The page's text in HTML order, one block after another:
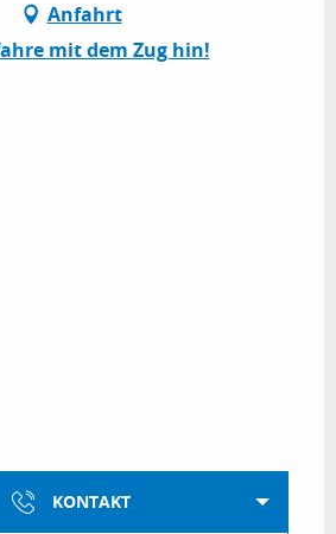
Anfahrt
mit dem Zug hin!
KONTAKT